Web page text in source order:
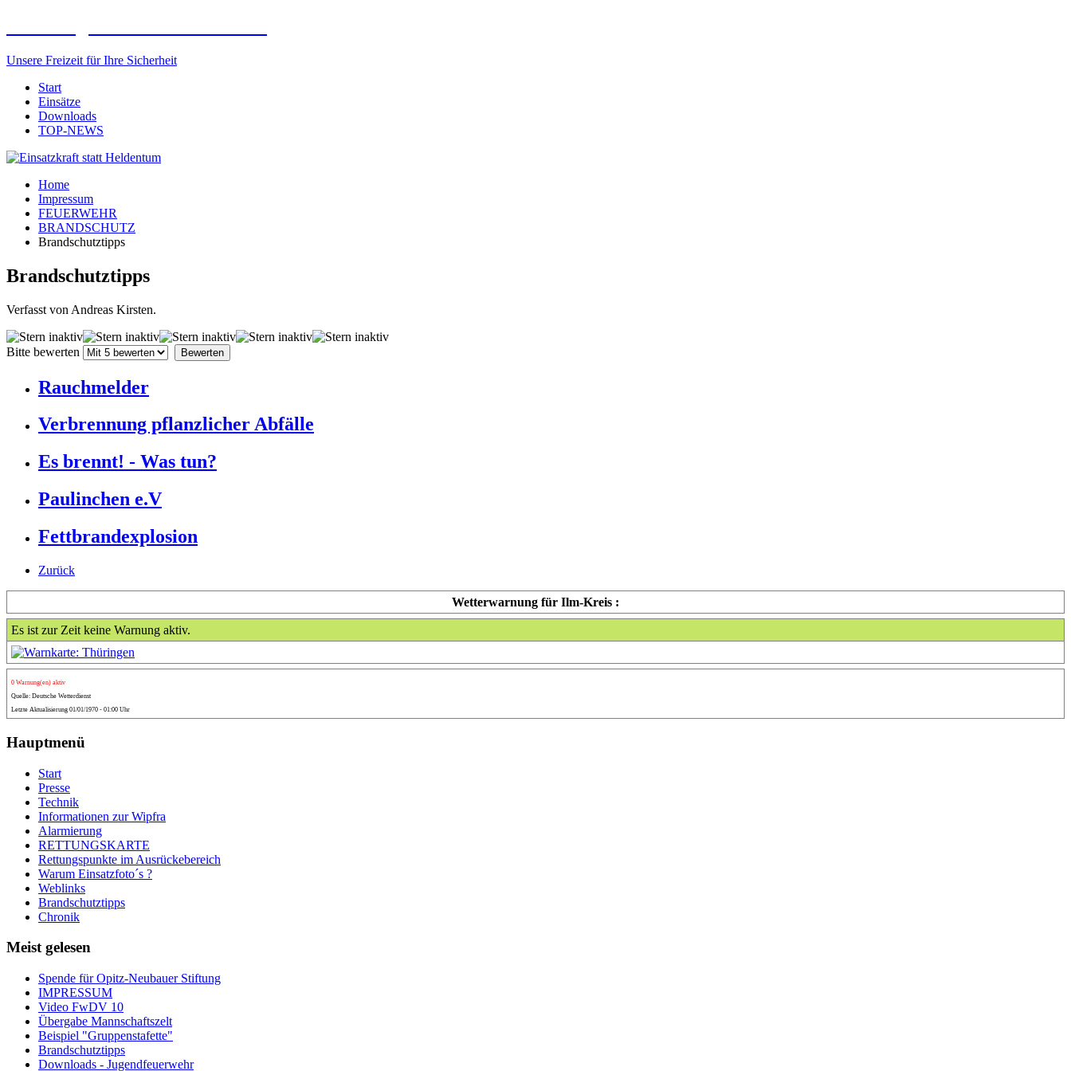
Unsere Freizeit für Ihre Sicherheit
Start
Einsätze
Downloads
TOP-NEWS
Home
Impressum
FEUERWEHR
BRANDSCHUTZ
Brandschutztipps
Brandschutztipps
Verfasst von Andreas Kirsten.
Bitte bewerten
Rauchmelder
Verbrennung pflanzlicher Abfälle
Es brennt! - Was tun?
Paulinchen e.V
Fettbrandexplosion
Zurück
Wetterwarnung für Ilm-Kreis :
Es ist zur Zeit keine Warnung aktiv.
0 Warnung(en) aktiv
Quelle: Deutsche Wetterdienst
Letzte Aktualisierung 01/01/1970 - 01:00 Uhr
Hauptmenü
Start
Presse
Technik
Informationen zur Wipfra
Alarmierung
RETTUNGSKARTE
Rettungspunkte im Ausrückebereich
Warum Einsatzfoto´s ?
Weblinks
Brandschutztipps
Chronik
Meist gelesen
Spende für Opitz-Neubauer Stiftung
IMPRESSUM
Video FwDV 10
Übergabe Mannschaftszelt
Beispiel "Gruppenstafette"
Brandschutztipps
Downloads - Jugendfeuerwehr